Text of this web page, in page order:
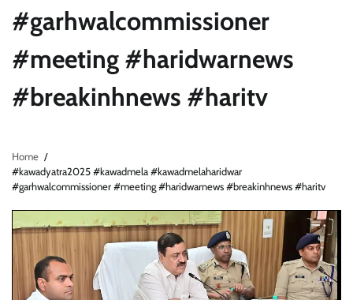
#garhwalcommissioner
#meeting #haridwarnews
#breakinhnews #haritv
Home
#kawadyatra2025 #kawadmela #kawadmelaharidwar
#garhwalcommissioner #meeting #haridwarnews #breakinhnews #haritv